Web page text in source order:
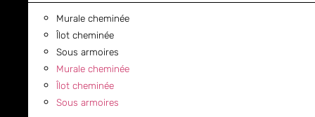
Murale cheminée
Îlot cheminée
Sous armoires
Murale cheminée
Îlot cheminée
Sous armoires